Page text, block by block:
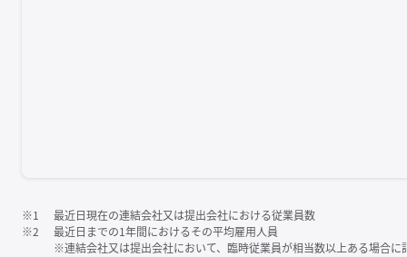
※1
最近日現在の連結会社又は提出会社における従業員数
※2
最近日までの1年間におけるその平均雇用人員
※連結会社又は提出会社において、臨時従業員が相当数以上ある場合に